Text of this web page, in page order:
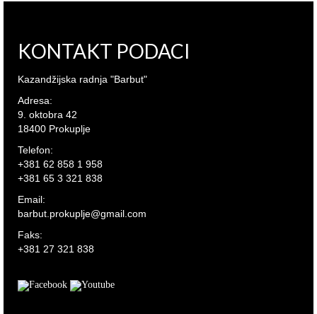
KONTAKT PODACI
Kazandžijska radnja "Barbut"
Adresa:
9. oktobra 42
18400 Prokuplje
Telefon:
+381 62 858 1 958
+381 65 3 321 838
Email:
barbut.prokuplje@gmail.com
Faks:
+381 27 321 838